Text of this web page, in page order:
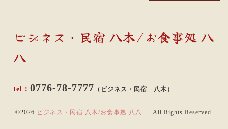
ビジネス・民宿 八木/お食事処 八
八
0776-78-7777 （ビジネス・民宿 八木）
©2026 ビジネス・民宿 八木/お食事処 八八 . All Rights Reserved.